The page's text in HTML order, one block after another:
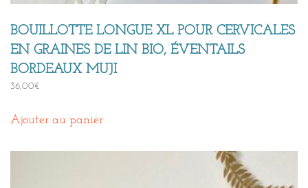
BOUILLOTTE LONGUE XL POUR CERVICALES
EN GRAINES DE LIN BIO, ÉVENTAILS
BORDEAUX MUJI
36,00€
Ajouter au panier